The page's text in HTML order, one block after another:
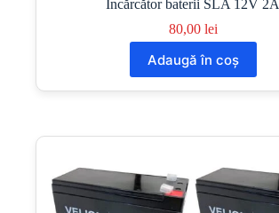
Încărcător baterii SLA 12V 2A
80,00 lei
Adaugă în coș